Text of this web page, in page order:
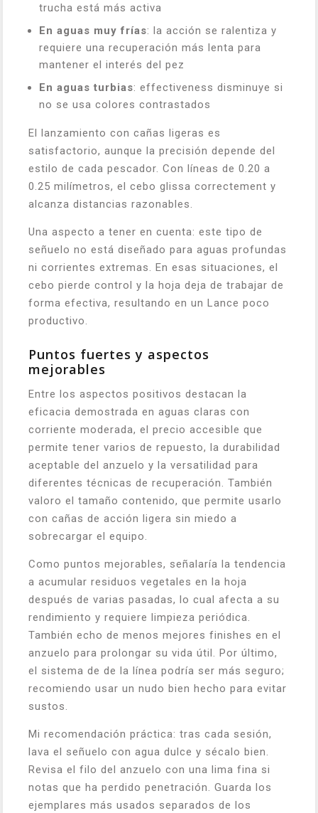
trucha está más activa
En aguas muy frías: la acción se ralentiza y
requiere una recuperación más lenta para
mantener el interés del pez
En aguas turbias: effectiveness disminuye si
no se usa colores contrastados
El lanzamiento con cañas ligeras es
satisfactorio, aunque la precisión depende del
estilo de cada pescador. Con líneas de 0.20 a
0.25 milímetros, el cebo glissa correctement y
alcanza distancias razonables.
Una aspecto a tener en cuenta: este tipo de
señuelo no está diseñado para aguas profundas
ni corrientes extremas. En esas situaciones, el
cebo pierde control y la hoja deja de trabajar de
forma efectiva, resultando en un Lance poco
productivo.
Puntos fuertes y aspectos
mejorables
Entre los aspectos positivos destacan la
eficacia demostrada en aguas claras con
corriente moderada, el precio accesible que
permite tener varios de repuesto, la durabilidad
aceptable del anzuelo y la versatilidad para
diferentes técnicas de recuperación. También
valoro el tamaño contenido, que permite usarlo
con cañas de acción ligera sin miedo a
sobrecargar el equipo.
Como puntos mejorables, señalaría la tendencia
a acumular residuos vegetales en la hoja
después de varias pasadas, lo cual afecta a su
rendimiento y requiere limpieza periódica.
También echo de menos mejores finishes en el
anzuelo para prolongar su vida útil. Por último,
el sistema de de la línea podría ser más seguro;
recomiendo usar un nudo bien hecho para evitar
sustos.
Mi recomendación práctica: tras cada sesión,
lava el señuelo con agua dulce y sécalo bien.
Revisa el filo del anzuelo con una lima fina si
notas que ha perdido penetración. Guarda los
ejemplares más usados separados de los